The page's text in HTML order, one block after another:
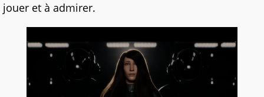
jouer et à admirer.